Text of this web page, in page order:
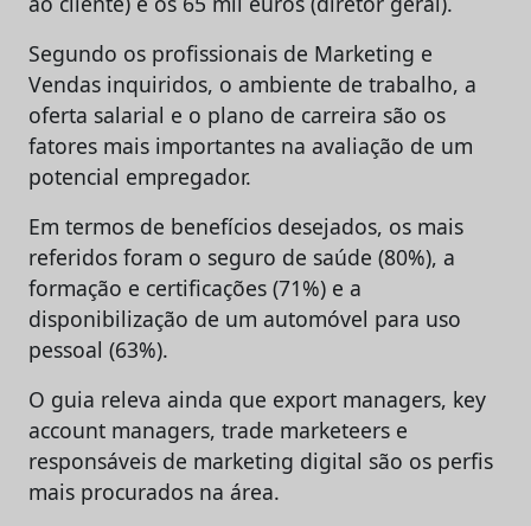
Segundo os profissionais de Marketing e
Vendas inquiridos, o ambiente de trabalho, a
oferta salarial e o plano de carreira são os
fatores mais importantes na avaliação de um
potencial empregador.
Em termos de benefícios desejados, os mais
referidos foram o seguro de saúde (80%), a
formação e certificações (71%) e a
disponibilização de um automóvel para uso
pessoal (63%).
O guia releva ainda que export managers, key
account managers, trade marketeers e
responsáveis de marketing digital são os perfis
mais procurados na área.